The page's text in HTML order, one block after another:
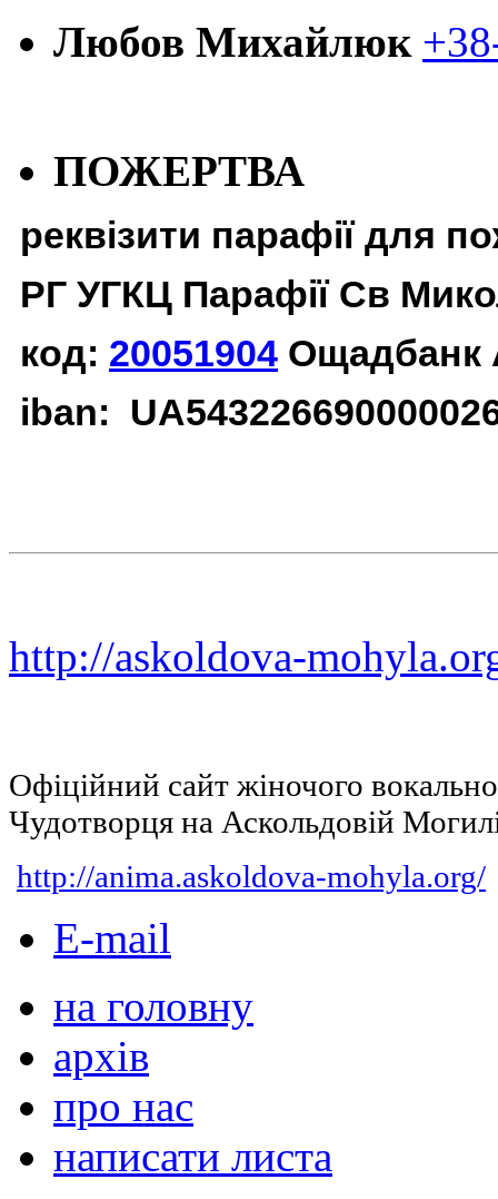
Любов Михайлюк
ПОЖЕРТВА
реквізити парафії для
РГ УГКЦ Парафії Св
код: 20051904 Ощадбанк
iban:
http://askoldova-
Офіційний сайт жіночого
Чудотворця на Аскольдовій
http://anima.askoldova-mohyla.org/
E-mail
на головну
архів
про нас
написати листа